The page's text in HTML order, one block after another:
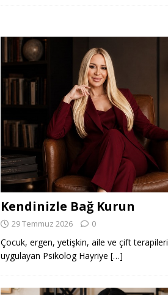
Kendinizle Bağ Kurun
29 Temmuz 2026 0
Çocuk, ergen, yetişkin, aile ve çift terapileri
uygulayan Psikolog Hayriye […]